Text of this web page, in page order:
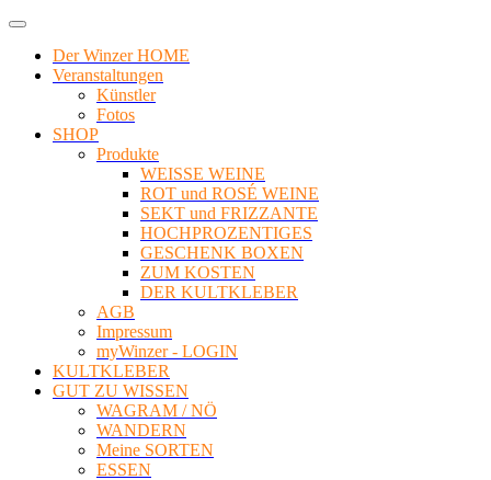
Der Winzer HOME
Veranstaltungen
Künstler
Fotos
SHOP
Produkte
WEISSE WEINE
ROT und ROSÉ WEINE
SEKT und FRIZZANTE
HOCHPROZENTIGES
GESCHENK BOXEN
ZUM KOSTEN
DER KULTKLEBER
AGB
Impressum
myWinzer - LOGIN
KULTKLEBER
GUT ZU WISSEN
WAGRAM / NÖ
WANDERN
Meine SORTEN
ESSEN